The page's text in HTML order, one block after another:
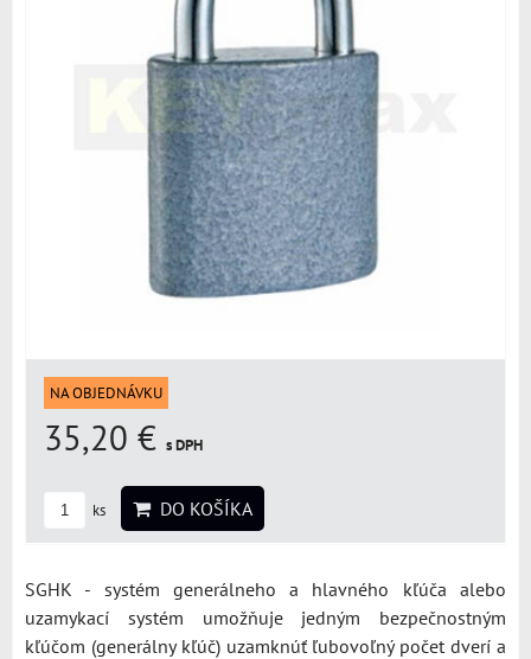
NA OBJEDNÁVKU
35,20 € s DPH
ks DO KOŠÍKA
SGHK - systém generálneho a hlavného kľúča alebo
uzamykací systém umožňuje jedným bezpečnostným
kľúčom (generálny kľúč) uzamknúť ľubovoľný počet dverí a